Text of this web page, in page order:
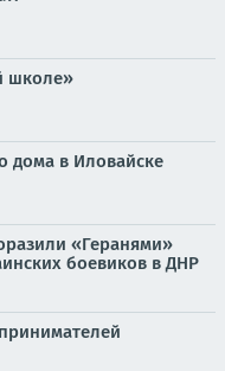
школе»
дома в Иловайске
«Геранями»
боевиков в ДНР